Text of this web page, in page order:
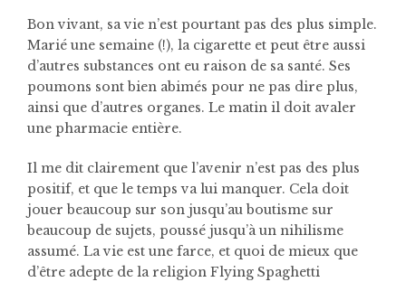
Bon vivant, sa vie n’est pourtant pas des plus simple.
Marié une semaine (!), la cigarette et peut être aussi
d’autres substances ont eu raison de sa santé. Ses
poumons sont bien abimés pour ne pas dire plus,
ainsi que d’autres organes. Le matin il doit avaler
une pharmacie entière.
Il me dit clairement que l’avenir n’est pas des plus
positif, et que le temps va lui manquer. Cela doit
jouer beaucoup sur son jusqu’au boutisme sur
beaucoup de sujets, poussé jusqu’à un nihilisme
assumé. La vie est une farce, et quoi de mieux que
d’être adepte de la religion Flying Spaghetti